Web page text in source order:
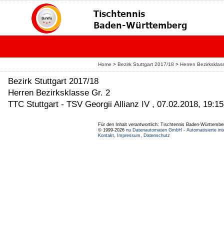
Home > Bezirk Stuttgart 2017/18 > Herren
Bezirk Stuttgart 2017/18
Herren Bezirksklasse Gr. 2
TTC Stuttgart - TSV Georgii Allianz IV , 07.02.2018,
Für den Inhalt verantwortlich: Tischtennis Baden-
© 1999-2026 nu Datenautomaten GmbH - Automatisierte
Kontakt, Impressum, Datenschutz